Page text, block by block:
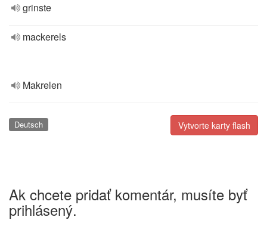
grinste
mackerels
Makrelen
Vytvorte karty flash
Deutsch
Ak chcete pridať komentár, musíte byť
prihlásený.